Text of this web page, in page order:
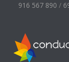
916 567 890 /